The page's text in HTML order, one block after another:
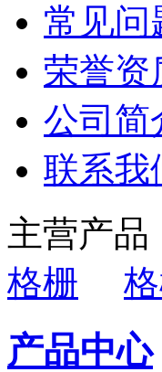
常见问
荣誉资
公司简
联系我
主营产品
格栅
产品中心